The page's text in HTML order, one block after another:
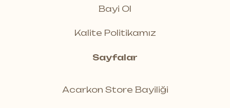
Bayi Ol
Kalite Politikamız
Sayfalar
Acarkon Store Bayiliği